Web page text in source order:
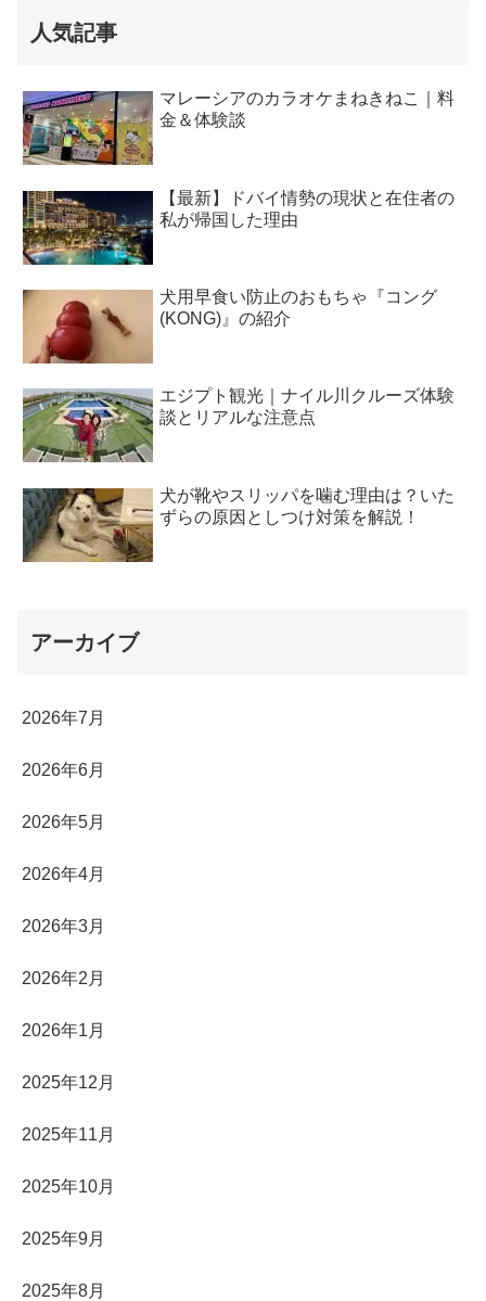
人気記事
マレーシアのカラオケまねきねこ｜料
金＆体験談
【最新】ドバイ情勢の現状と在住者の
私が帰国した理由
犬用早食い防止のおもちゃ『コング
(KONG)』の紹介
エジプト観光｜ナイル川クルーズ体験
談とリアルな注意点
犬が靴やスリッパを噛む理由は？いた
ずらの原因としつけ対策を解説！
アーカイブ
2026年7月
2026年6月
2026年5月
2026年4月
2026年3月
2026年2月
2026年1月
2025年12月
2025年11月
2025年10月
2025年9月
2025年8月